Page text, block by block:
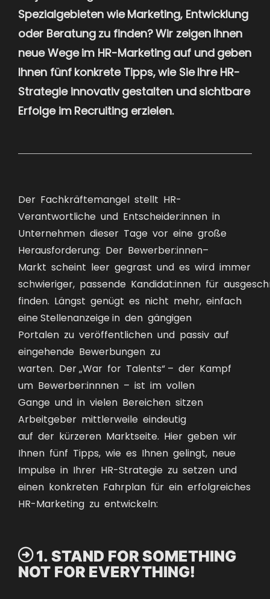
Spezialgebieten wie Marketing , Entwicklung
oder Beratung zu finden?Wir zeigen Ihnen
neue Wege im HR-Marketingauf und geben
Ihnen fünfkonkreteTipps, wie Sie IhreHR-
Strategieinnovativ gestalten und sichtbare
Erfolge im Recruiting erzielen.
Der Fachkräftemangel stellt HR-
Verantwortliche und Entscheider:innen in
Unternehmen dieser Tage vor eine große
Herausforderung: Der Bewerber:innen–
Markt scheint leer gegrast und es wird immer
schwieriger, passende Kandidat:innen für
finden. Längst genügt es nicht mehr, einfach
eine Stellenanzeige in den gängigen
Portalen zu veröffentlichen und passiv auf
eingehende Bewerbungen zu
warten. Der „War for Talents“ – der Kampf
um Bewerber:innnen – ist im vollen
Gange und in vielen Bereichen sitzen
Arbeitgeber mittlerweile eindeutig
auf der kürzeren Marktseite. Hier geben wir
Ihnen fünf Tipps, wie es Ihnen gelingt, neue
Impulse in Ihrer HR-Strategie zu setzen und
einen konkreten Fahrplan für ein erfolgreiches
HR-Marketing zu entwickeln:
 1. STAND FOR SOMETHING
NOT FOR EVERYTHING!